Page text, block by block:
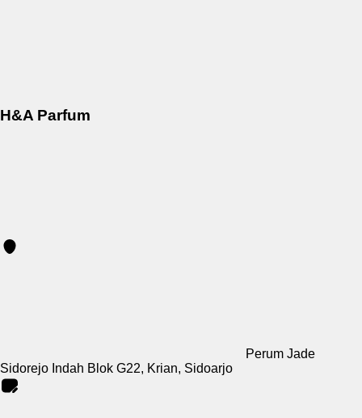
H&A Parfum
Perum Jade
Sidorejo Indah Blok G22, Krian, Sidoarjo